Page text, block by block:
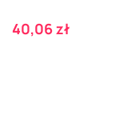
Cena
40,06 zł